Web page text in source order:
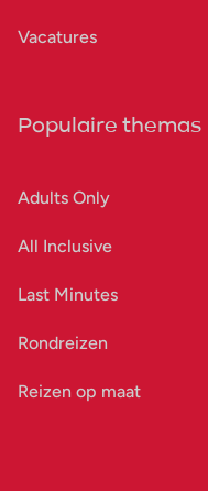
Vacatures
Populaire themas
Adults Only
All Inclusive
Last Minutes
Rondreizen
Reizen op maat